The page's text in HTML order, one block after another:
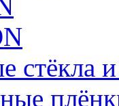
стёкла